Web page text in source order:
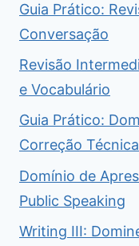
Guia Prático:
Conversação
Revisão
e Vocabulário
Guia Prático:
Correção Técnica
Domínio de
Public Speaking
Writing III: